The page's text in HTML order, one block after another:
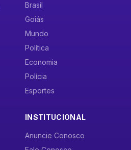
Brasil
Goiás
Mundo
Política
Economia
Polícia
Esportes
INSTITUCIONAL
Anuncie Conosco